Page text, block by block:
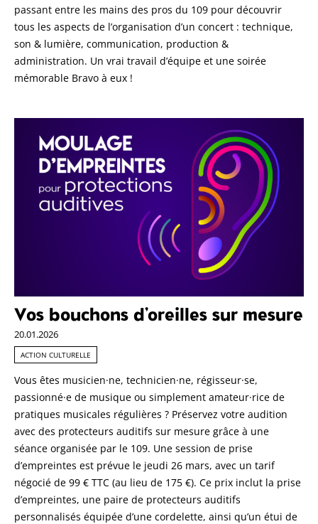
passant entre les mains des pros du 109 pour découvrir
tous les aspects de l’organisation d’un concert : technique,
son & lumière, communication, production &
administration. Un vrai travail d’équipe et une soirée
mémorable Bravo à eux !
Vos bouchons d’oreilles sur mesure
20.01.2026
ACTION CULTURELLE
Vous êtes musicien·ne, technicien·ne, régisseur·se,
passionné·e de musique ou simplement amateur·rice de
pratiques musicales régulières ? Préservez votre audition
avec des protecteurs auditifs sur mesure grâce à une
séance organisée par le 109. Une session de prise
d’empreintes est prévue le jeudi 26 mars, avec un tarif
négocié de 99 € TTC (au lieu de 175 €). Ce prix inclut la prise
d’empreintes, une paire de protecteurs auditifs
personnalisés équipée d’une cordelette, ainsi qu’un étui de